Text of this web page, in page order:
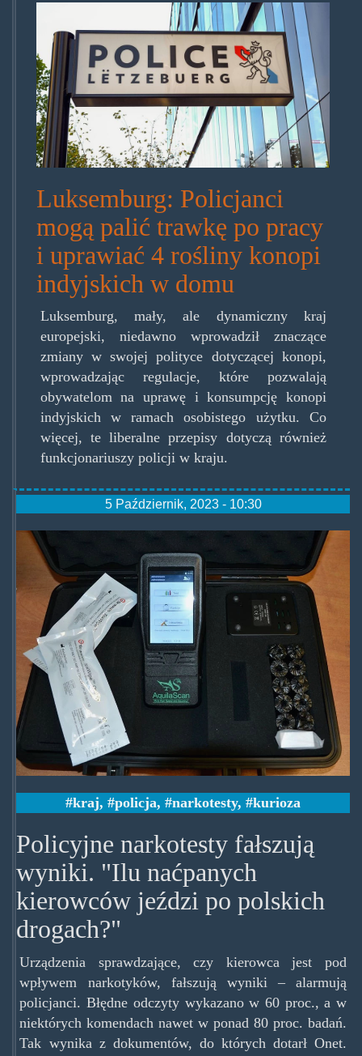
imago164880538-
luxemburgische-
polizei-
100_v-
sr_169_900.jpg
Luksemburg: Policjanci
mogą palić trawkę po pracy
i uprawiać 4 rośliny konopi
indyjskich w domu
Luksemburg, mały, ale dynamiczny kraj
europejski, niedawno wprowadził znaczące
zmiany w swojej polityce dotyczącej konopi,
wprowadzając regulacje, które pozwalają
obywatelom na uprawę i konsumpcję konopi
indyjskich w ramach osobistego użytku. Co
więcej, te liberalne przepisy dotyczą również
funkcjonariuszy policji w kraju.
5 Październik, 2023 - 10:30
policyjnynarkotest.jpg
kraj, policja, narkotesty, kurioza
Policyjne narkotesty fałszują
wyniki. "Ilu naćpanych
kierowców jeździ po polskich
drogach?"
Urządzenia sprawdzające, czy kierowca jest pod
wpływem narkotyków, fałszują wyniki – alarmują
policjanci. Błędne odczyty wykazano w 60 proc., a w
niektórych komendach nawet w ponad 80 proc. badań.
Tak wynika z dokumentów, do których dotarł Onet.